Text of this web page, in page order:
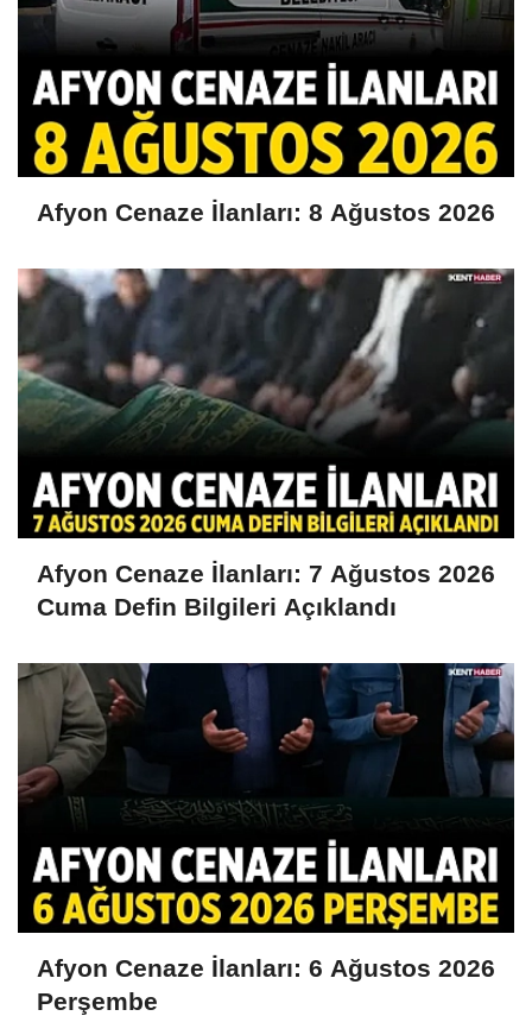
Afyon Cenaze İlanları: 8 Ağustos 2026
Afyon Cenaze İlanları: 7 Ağustos 2026
Cuma Defin Bilgileri Açıklandı
Afyon Cenaze İlanları: 6 Ağustos 2026
Perşembe